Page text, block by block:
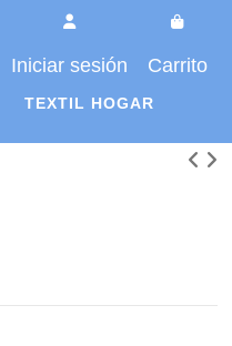
Iniciar sesión Carrito
TEXTIL HOGAR